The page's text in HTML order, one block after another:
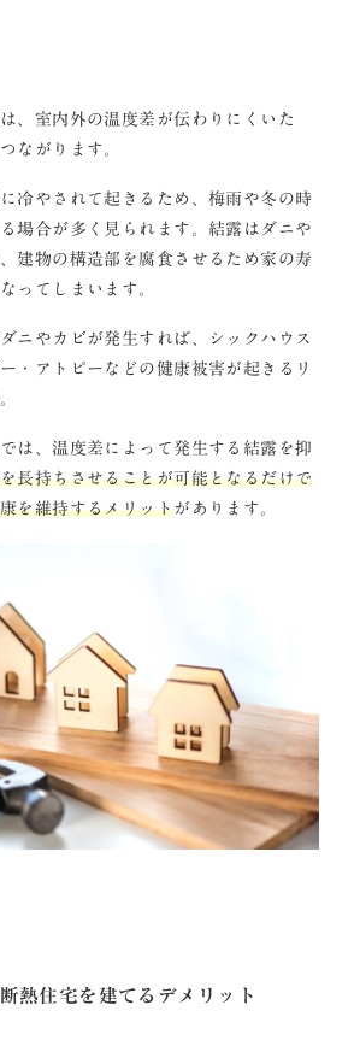
、室内外の温度差が伝わりにくいた
ながります。
冷やされて起きるため、梅雨や冬の時
場合が多く見られます。結露はダニや
建物の構造部を腐食させるため家の寿
ってしまいます。
ニやカビが発生すれば、シックハウス
・アトピーなどの健康被害が起きるリ
は、温度差によって発生する結露を抑
長持ちさせることが可能となるだけで
を維持するメリットがあります。
熱住宅を建てるデメリット